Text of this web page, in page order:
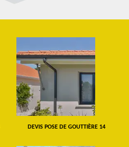
DEVIS POSE DE GOUTTIÈRE 14